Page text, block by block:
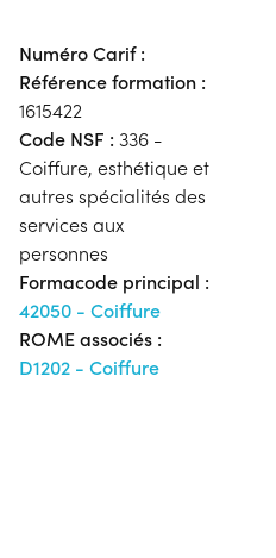
Numéro Carif :
Référence formation :
1615422
Code NSF : 336 -
Coiffure, esthétique et
autres spécialités des
services aux
personnes
Formacode principal :
42050 - Coiffure
ROME associés :
D1202 - Coiffure